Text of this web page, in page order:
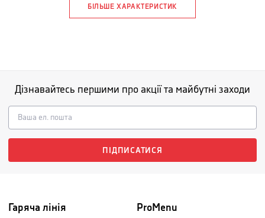
БІЛЬШЕ ХАРАКТЕРИСТИК
Дізнавайтесь першими про акції та майбутні заходи
ПІДПИСАТИСЯ
Гаряча лінія ProMenu